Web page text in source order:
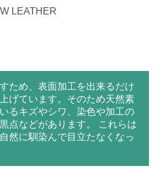
LEATHER
ため、表面加工を出来るだけ
げています。そのため天然素
るキズやシワ、染色や加工の
点などがあります。 これらは
然に馴染んで目立たなくなっ